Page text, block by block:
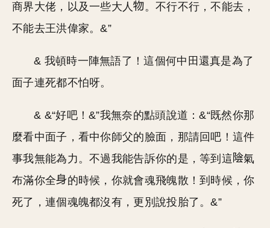
商界大佬，以及一些大人
。不行不行，不能去，
不能去王洪偉家。&”
& 我頓時一陣無語了！這個何中田還真是為了
面子連死都不怕呀。
& &“好吧！&”我無奈的點頭說道：&“既然你那
麼看中面子，看中你師父的臉面，那請回吧！這件
事我無能為力。不過我能告訴你的是，等到這
氣
布滿你全
的時候，你就會魂飛魄散！到時候，你
死了，連個魂魄都沒有，更別說投胎了。&”